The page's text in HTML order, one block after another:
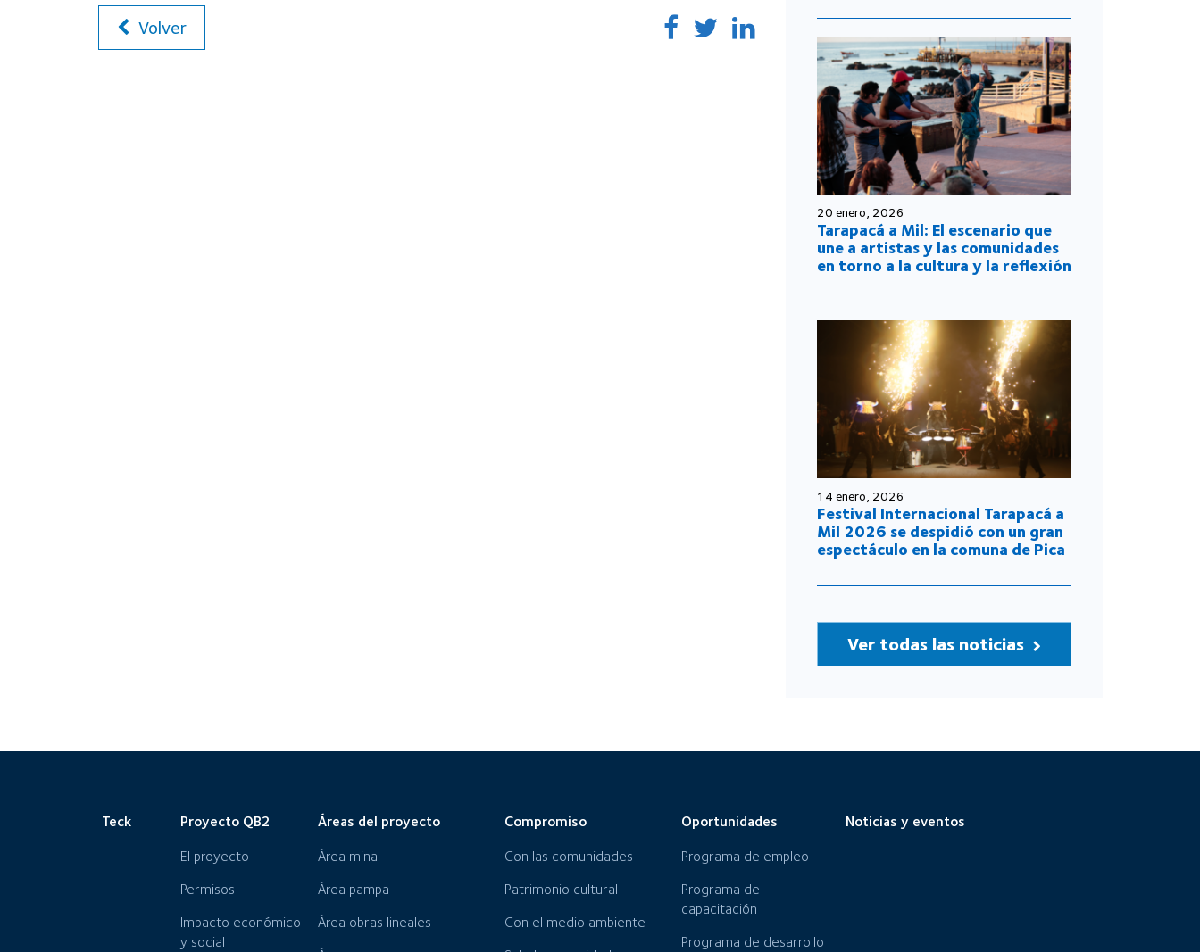
Volver
20 enero, 2026
Tarapacá a Mil: El escenario que
une a artistas y las comunidades
en torno a la cultura y la reflexión
14 enero, 2026
Festival Internacional Tarapacá a
Mil 2026 se despidió con un gran
espectáculo en la comuna de Pica
Ver todas las noticias
Teck Proyecto QB2
El proyecto
Permisos
Impacto económico
y social
Áreas del proyecto
Área mina
Área pampa
Área obras lineales
Compromiso
Con las comunidades
Patrimonio cultural
Con el medio ambiente
Oportunidades
Programa de empleo
Programa de
capacitación
Programa de desarrollo
Noticias y eventos